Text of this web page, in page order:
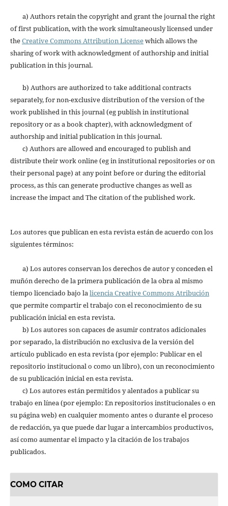
a) Authors retain the copyright and grant the journal the right
of first publication, with the work simultaneously licensed under
theCreative Commons Attribution Licensewhich allows the
sharing of work with acknowledgment of authorship and initial
publication in this journal.
b) Authors are authorized to take additional contracts
separately, for non-exclusive distribution of the version of the
work published in this journal (eg publish in institutional
repository or as a book chapter), with acknowledgment of
authorship and initial publication in this journal.
c) Authors are allowed and encouraged to publish and
distribute their work online (eg in institutional repositories or on
their personal page) at any point before or during the editorial
process, as this can generate productive changes as well as
increase the impact and The citation of the published work.
Los autores que publican en esta revista están de acuerdo con los
siguientes términos:
a) Los autores conservan los derechos de autor y conceden el
muñón derecho de la primera publicación de la obra al mismo
tiempo licenciado bajo lalicencia Creative Commons Atribución
que permite compartir el trabajo con el reconocimiento de su
publicación inicial en esta revista.
b) Los autores son capaces de asumir contratos adicionales
por separado, la distribución no exclusiva de la versión del
artículo publicado en esta revista (por ejemplo: Publicar en el
repositorio institucional o como un libro), con un reconocimiento
de su publicación inicial en esta revista.
c) Los autores están permitidos y alentados a publicar su
trabajo en línea (por ejemplo: En repositorios institucionales o en
su página web) en cualquier momento antes o durante el proceso
de redacción, ya que puede dar lugar a intercambios productivos,
así como aumentar el impacto y la citación de los trabajos
publicados.
COMO CITAR